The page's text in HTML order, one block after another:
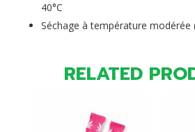
40°C
Séchage à température modérée
RELATED